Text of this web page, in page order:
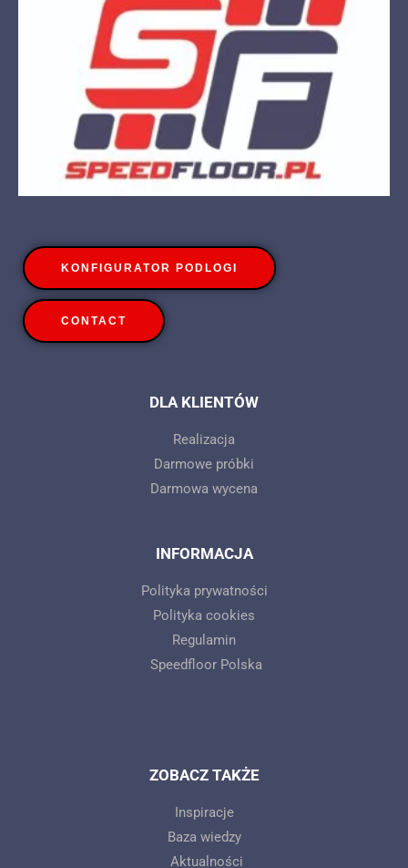
KONFIGURATOR PODLOGI
CONTACT
DLA KLIENTÓW
Realizacja
Darmowe próbki
Darmowa wycena
INFORMACJA
Polityka prywatności
Polityka cookies
Regulamin
Speedfloor Polska
ZOBACZ TAKŻE
Inspiracje
Baza wiedzy
Aktualności